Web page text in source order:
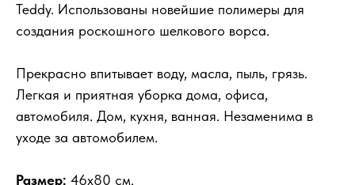
Teddy. Использованы новейшие полимеры для
создания роскошного шелкового ворса.
Прекрасно впитывает воду, масла, пыль, грязь.
Легкая и приятная уборка дома, офиса,
автомобиля. Дом, кухня, ванная. Незаменима в
уходе за автомобилем.
Размер: 46х80 см.